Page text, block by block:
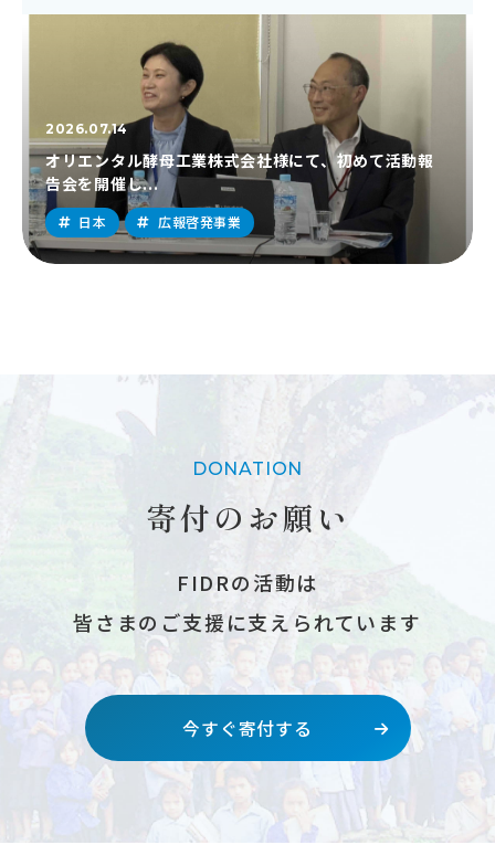
2026.07.14
オリエンタル酵母工業株式会社様にて、初めて活動報
告会を開催し...
日本 広報啓発事業
DONATION
寄付のお願い
FIDRの活動は
皆さまのご支援に支えられています
今すぐ寄付する